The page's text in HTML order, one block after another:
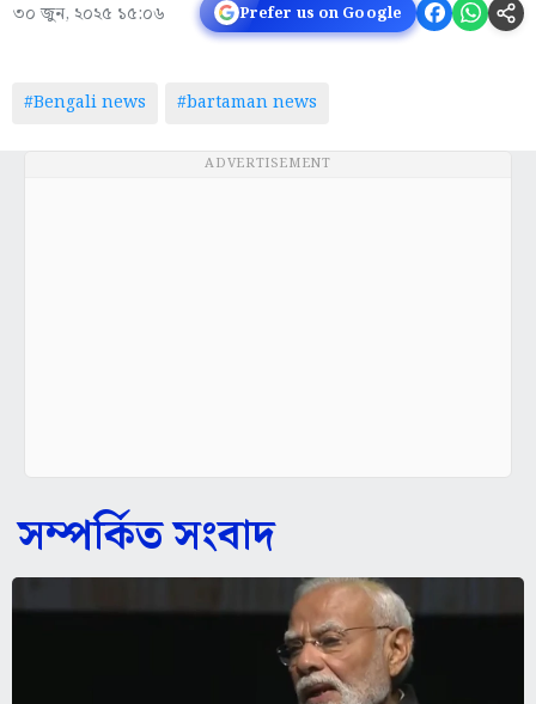
৩০ জুন, ২০২৫ ১৫:০৬ Prefer us on Google
#Bengali news #bartaman news
ADVERTISEMENT
সম্পর্কিত সংবাদ